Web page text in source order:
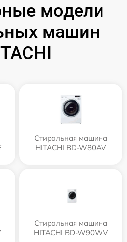
модели
машин
Стиральная машина
HITACHI BD-W80AV
Стиральная машина
HITACHI BD-W90WV